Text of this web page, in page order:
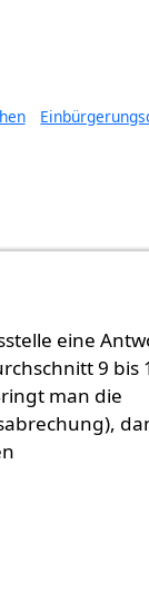
eine
9 bis
man die